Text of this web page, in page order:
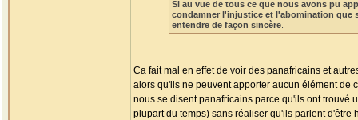
Si au vue de tous ce que nous avons pu
condamner l'injustice et l'abomination que
entendre de façon sincère
Ca fait mal en effet de voir des panafricains et
alors qu'ils ne peuvent apporter aucun élément de
nous se disent panafricains parce qu'ils ont trouvé
plupart du temps) sans réaliser qu'ils parlent